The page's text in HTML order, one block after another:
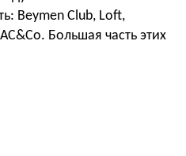
Beymen Club, Loft,
Большая часть этих